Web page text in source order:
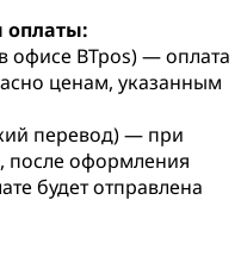
оплаты:
офисе BTpos) — оплата
ценам, указанным
перевод) — при
после оформления
будет отправлена